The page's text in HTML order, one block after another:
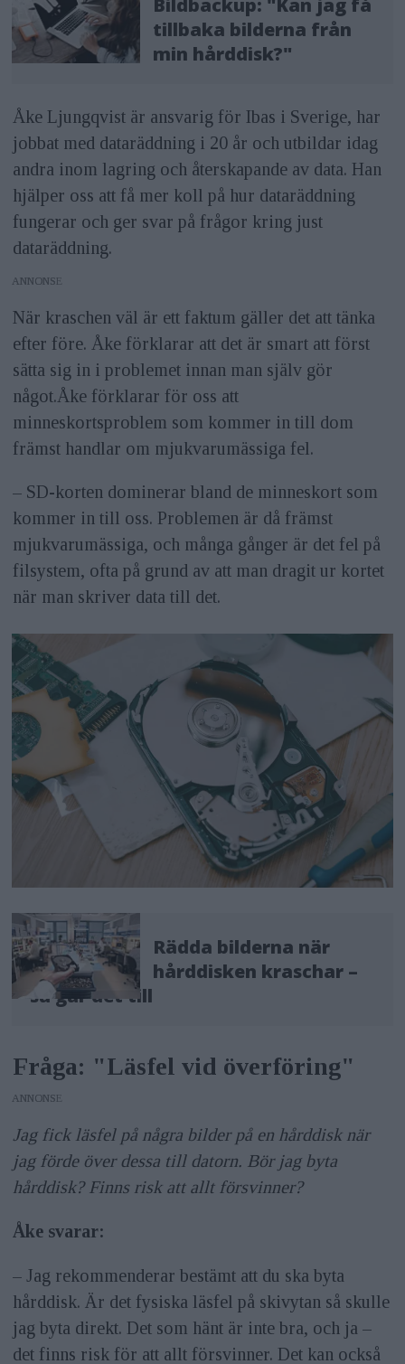
tillbaka bilderna från
min hårddisk?"
Åke Ljungqvist är ansvarig för Ibas i Sverige, har
jobbat med dataräddning i 20 år och utbildar idag
andra inom lagring och återskapande av data. Han
hjälper oss att få mer koll på hur dataräddning
fungerar och ger svar på frågor kring just
dataräddning.
ANNONS
När kraschen väl är ett faktum gäller det att tänka
efter före. Åke förklarar att det är smart att först
sätta sig in i problemet innan man själv gör
något.Åke förklarar för oss att
minneskortsproblem som kommer in till dom
främst handlar om mjukvarumässiga fel.
– SD-korten dominerar bland de minneskort som
kommer in till oss. Problemen är då främst
mjukvarumässiga, och många gånger är det fel på
filsystem, ofta på grund av att man dragit ur kortet
när man skriver data till det.
Rädda bilderna när
hårddisken kraschar –
så går det till
Fråga: "Läsfel vid överföring"
ANNONS
Jag fick läsfel på några bilder på en hårddisk när
jag förde över dessa till datorn. Bör jag byta
hårddisk? Finns risk att allt försvinner?
Åke svarar:
– Jag rekommenderar bestämt att du ska byta
hårddisk. Är det fysiska läsfel på skivytan så skulle
jag byta direkt. Det som hänt är inte bra, och ja –
det finns risk för att allt försvinner. Det kan också